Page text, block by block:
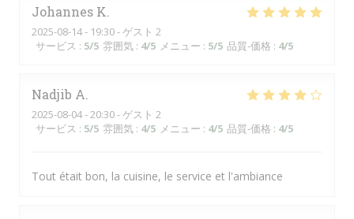
Johannes K
2025-08-14- 19:30 - ゲスト 2
サービス : 5/5 雰囲気 : 4/5 メニュー : 5/5 品質-価格 : 4/5
Nadjib A
2025-08-04- 20:30 - ゲスト 2
サービス : 5/5 雰囲気 : 4/5 メニュー : 4/5 品質-価格 : 4/5
Tout était bon, la cuisine, le service et l'ambiance